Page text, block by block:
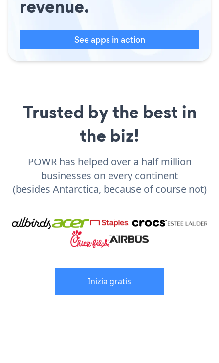
revenue.
See apps in action
Trusted by the best in
the biz!
POWR has helped over a half million
businesses on every continent
(besides Antarctica, because of course not)
Inizia gratis